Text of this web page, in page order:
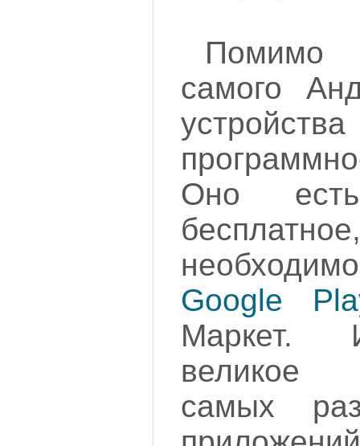
самого
Оно
Google
Маркет.
великое
самых